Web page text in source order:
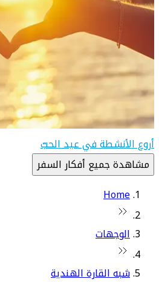
أروع الأنشطة في عيد الحبّ
مشاهدة جميع أفكار السفر
Home
الوجهات
شبه القارة الهندية